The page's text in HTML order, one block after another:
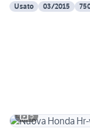
Usato
03/2015
5